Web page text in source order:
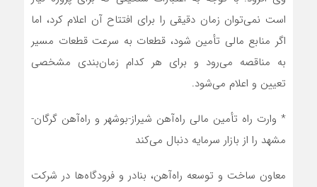
است نمی‌توان زمان دقیقی را برای افتتاح آن اعلام کرد، اما
اگر منابع مالی تأمین شود، قطعات به سرعت قطعات مسیر
به مناقصه می‌رود و برای هر کدام زمان‌بندی مشخصی
تعیین و اعلام می‌شود.
* وارت راه تأمین مالی راه‌آهن شیراز-بوشهر و راه‌آهن گرگان-
مشهد را از بازار سرمایه دنبال می‌کند
معاون ساخت و توسعه راه‌آهن، بنادر و فرودگاه‌ها در شرکت